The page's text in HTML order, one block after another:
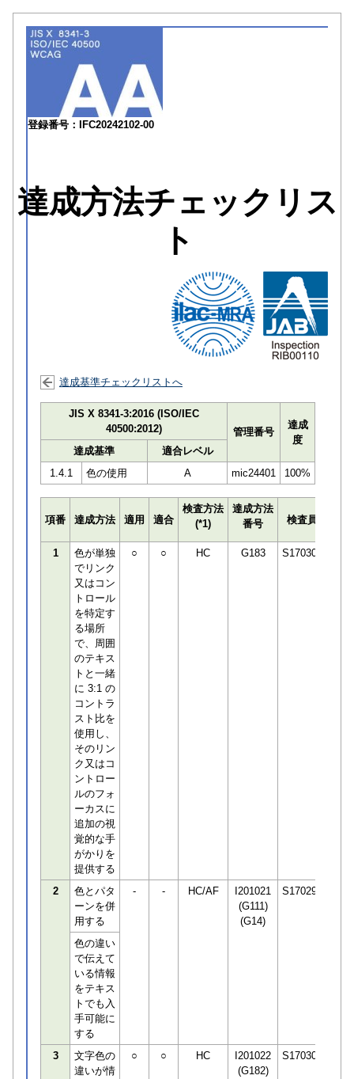
登録番号：IFC20242102-00
達成方法チェックリス
ト
達成基準チェックリストへ
JIS X 8341-3:2016 (ISO/IEC
40500:2012)
管理番号
達成
度
達成基準
適合レベル
1.4.1
色の使用 A mic24401 100%
項番 達成方法 適用 適合
検査方法
(*1)
達成方法
番号
検査員
1
色が単独
でリンク
又はコン
トロール
を特定す
る場所
で、周囲
のテキス
トと一緒
に 3:1 の
コントラ
スト比を
使用し、
そのリン
ク又はコ
ントロー
ルのフォ
ーカスに
追加の視
覚的な手
がかりを
提供する
○ ○ HC G183 S170306
2
色とパタ
ーンを併
用する
- - HC/AF
I201021
(G111)
(G14)
S170294
色の違い
で伝えて
いる情報
をテキス
トでも入
手可能に
する
3
文字色の
違いが情
○ ○ HC
I201022
(G182)
S170306